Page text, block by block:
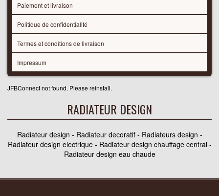
Paiement et livraison
Politique de confidentialité
Termes et conditions de livraison
Impressum
JFBConnect not found. Please reinstall.
RADIATEUR DESIGN
Radiateur design - Radiateur decoratif - Radiateurs design -
Radiateur design electrique - Radiateur design chauffage central -
Radiateur design eau chaude